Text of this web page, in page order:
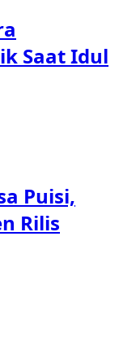
Saat Idul
Puisi,
Rilis